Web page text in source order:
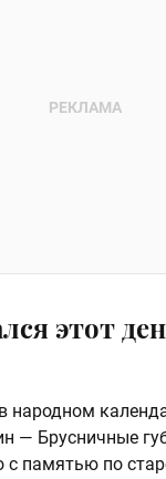
этот
народном
— Брусничные
с памятью по